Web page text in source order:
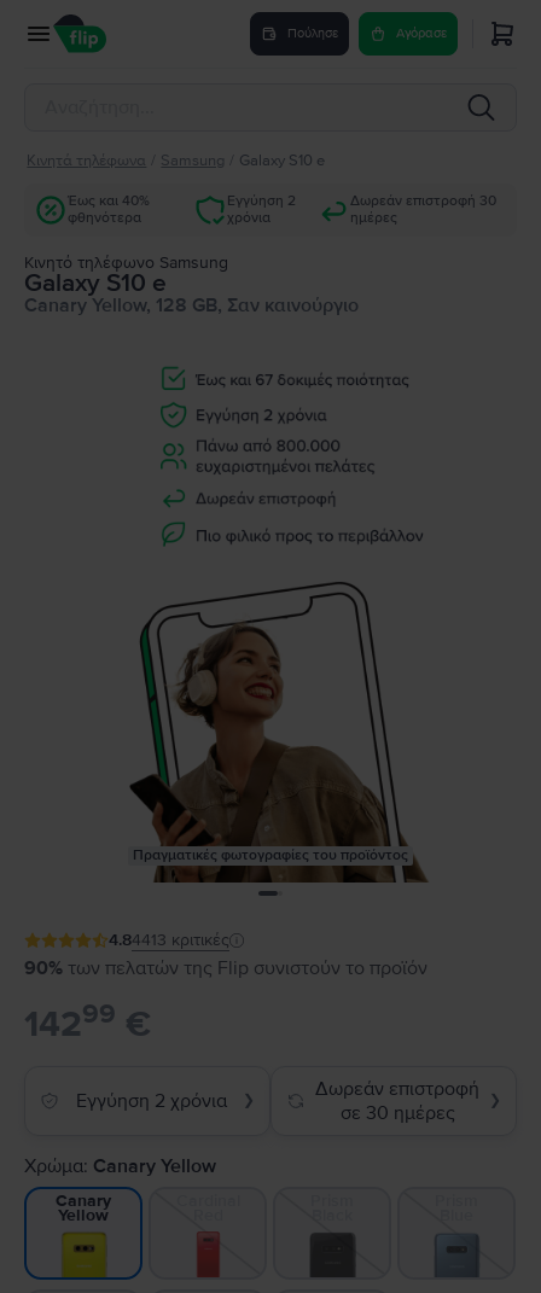
Πούλησε Αγόρασε
Κινητά τηλέφωνα Samsung Galaxy S10 e
Έως και 40%
φθηνότερα
Εγγύηση 2
χρόνια
Δωρεάν επιστροφή 30
ημέρες
Κινητό τηλέφωνο Samsung
Galaxy S10 e
Canary Yellow, 128 GB, Σαν καινούργιο
Πραγματικές φωτογραφίες του προϊόντος
4.84413 κριτικές
90% των πελατών της Flip συνιστούν το προϊόν
14299 €
Εγγύηση 2 χρόνια ❯
Δωρεάν επιστροφή
σε 30 ημέρες
❯
Χρώμα: Canary Yellow
Canary
Yellow